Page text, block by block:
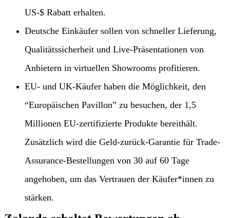
US-$ Rabatt erhalten.
Deutsche Einkäufer sollen von schneller Lieferung,
Qualitätssicherheit und Live-Präsentationen von
Anbietern in virtuellen Showrooms profitieren.
EU- und UK-Käufer haben die Möglichkeit, den
“Europäischen Pavillon” zu besuchen, der 1,5
Millionen EU-zertifizierte Produkte bereithält.
Zusätzlich wird die Geld-zurück-Garantie für Trade-
Assurance-Bestellungen von 30 auf 60 Tage
angehoben, um das Vertrauen der Käufer*innen zu
stärken.